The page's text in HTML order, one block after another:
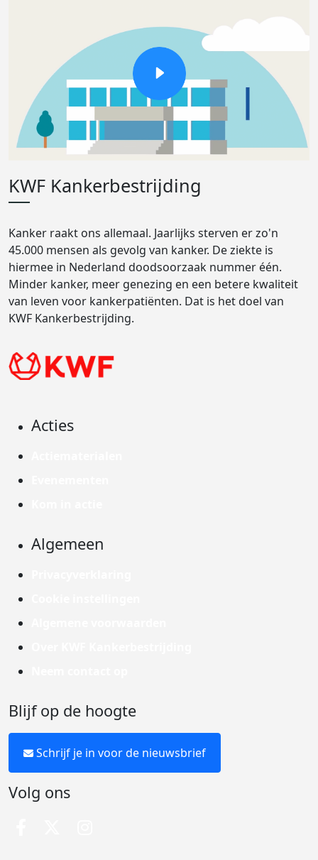
KWF Kankerbestrijding
Kanker raakt ons allemaal. Jaarlijks sterven er zo'n
45.000 mensen als gevolg van kanker. De ziekte is
hiermee in Nederland doodsoorzaak nummer één.
Minder kanker, meer genezing en een betere kwaliteit
van leven voor kankerpatiënten. Dat is het doel van
KWF Kankerbestrijding.
Acties
Algemeen
Blijf op de hoogte
Schrijf je in voor de nieuwsbrief
Volg ons